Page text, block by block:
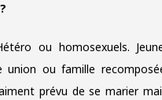
ou homosexuels.
union ou famille
prévu de se marier